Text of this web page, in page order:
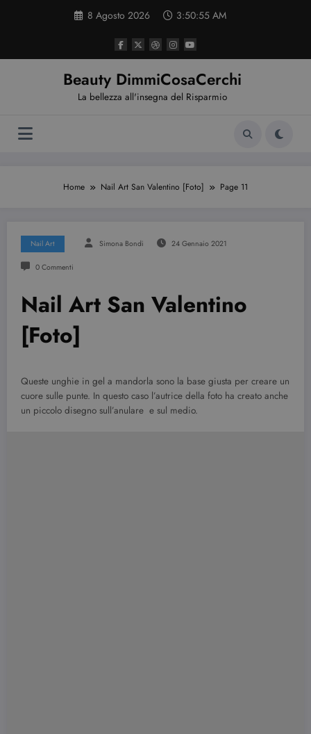
8 Agosto 2026 3:50:56 AM
Beauty DimmiCosaCerchi
La bellezza all'insegna del Risparmio
Home Nail Art San Valentino [Foto] Page 11
Nail Art Simona Bondi 24 Gennaio 2021
0 Commenti
Nail Art San Valentino
[Foto]
Queste unghie in gel a mandorla sono la base giusta per creare un
cuore sulle punte. In questo caso l’autrice della foto ha creato anche
un piccolo disegno sull’anulare e sul medio.